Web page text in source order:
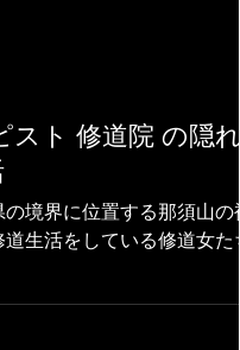
スト 修道院 の隠れ
境界に位置する那須山の裾
生活をしている修道女たち